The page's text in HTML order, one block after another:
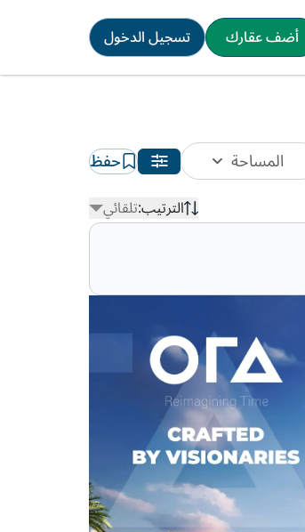
أضف عقارك تسجيل الدخول
المساحة حفظ
الترتيب:تلقائي